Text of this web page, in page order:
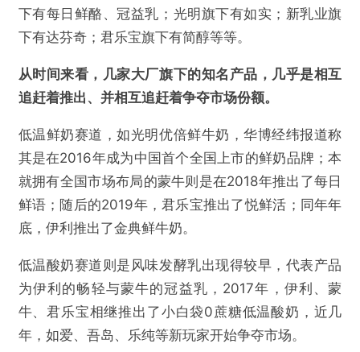
下有每日鲜酪、冠益乳；光明旗下有如实；新乳业旗
下有达芬奇；君乐宝旗下有简醇等等。
从时间来看，几家大厂旗下的知名产品，几乎是相互
追赶着推出、并相互追赶着争夺市场份额。
低温鲜奶赛道，如光明优倍鲜牛奶，华博经纬报道称
其是在2016年成为中国首个全国上市的鲜奶品牌；本
就拥有全国市场布局的蒙牛则是在2018年推出了每日
鲜语；随后的2019年，君乐宝推出了悦鲜活；同年年
底，伊利推出了金典鲜牛奶。
低温酸奶赛道则是风味发酵乳出现得较早，代表产品
为伊利的畅轻与蒙牛的冠益乳，2017年，伊利、蒙
牛、君乐宝相继推出了小白袋0蔗糖低温酸奶，近几
年，如爱、吾岛、乐纯等新玩家开始争夺市场。